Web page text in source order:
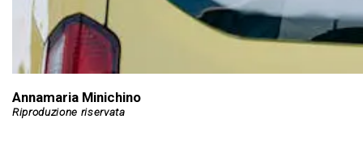
Annamaria Minichino